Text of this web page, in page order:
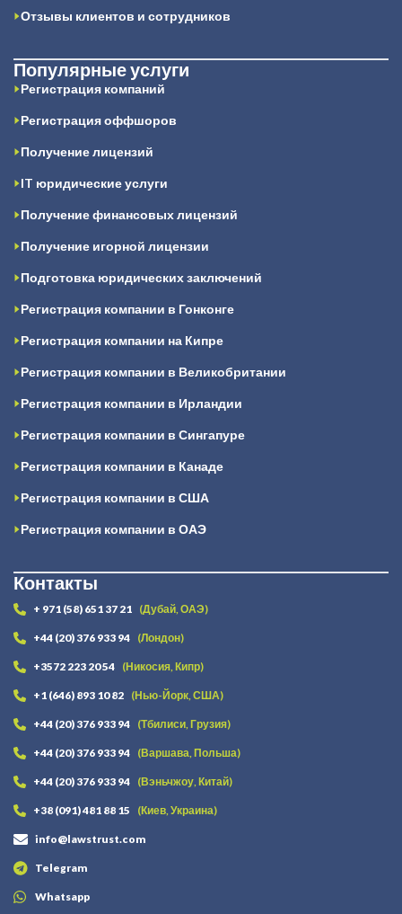
Отзывы клиентов и сотрудников
Популярные услуги
Регистрация компаний
Регистрация оффшоров
Получение лицензий
IT юридические услуги
Получение финансовых лицензий
Получение игорной лицензии
Подготовка юридических заключений
Регистрация компании в Гонконге
Регистрация компании на Кипре
Регистрация компании в Великобритании
Регистрация компании в Ирландии
Регистрация компании в Сингапуре
Регистрация компании в Канаде
Регистрация компании в США
Регистрация компании в ОАЭ
Контакты
+ 971 (58) 651 37 21 (Дубай, ОАЭ)
+44 (20) 376 933 94 (Лондон)
+3572 223 20 54 (Никосия, Кипр)
+1 (646) 893 10 82 (Нью-Йорк, США)
+44 (20) 376 933 94 (Тбилиси, Грузия)
+44 (20) 376 933 94 (Варшава, Польша)
+44 (20) 376 933 94 (Вэньчжоу, Китай)
+38 (091) 481 88 15 (Киев, Украина)
info@lawstrust.com
Telegram
Whatsapp